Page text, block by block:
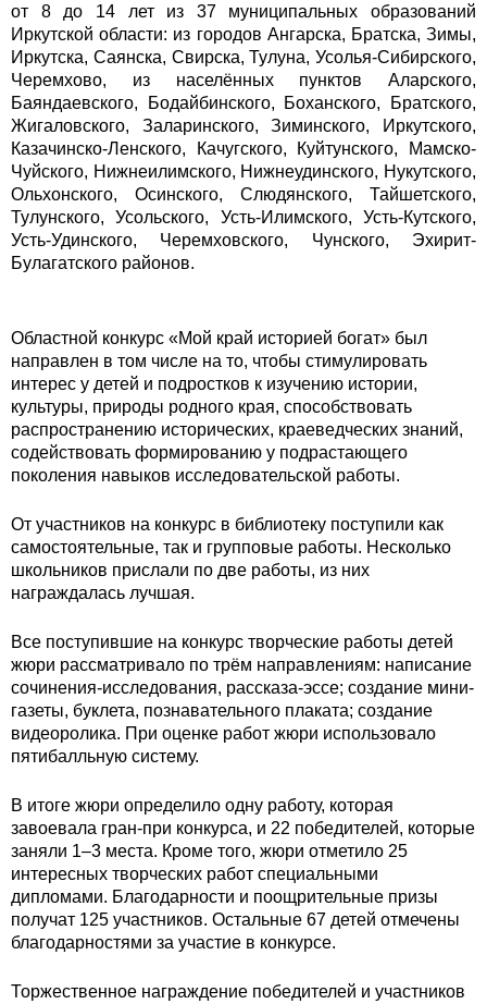
от 8 до 14 лет из 37 муниципальных образований
Иркутской области: из городов Ангарска, Братска, Зимы,
Иркутска, Саянска, Свирска, Тулуна, Усолья-Сибирского,
Черемхово, из населённых пунктов Аларского,
Баяндаевского, Бодайбинского, Боханского, Братского,
Жигаловского, Заларинского, Зиминского, Иркутского,
Казачинско-Ленского, Качугского, Куйтунского, Мамско-
Чуйского, Нижнеилимского, Нижнеудинского, Нукутского,
Ольхонского, Осинского, Слюдянского, Тайшетского,
Тулунского, Усольского, Усть-Илимского, Усть-Кутского,
Усть-Удинского, Черемховского, Чунского, Эхирит-
Булагатского районов.
Областной конкурс «Мой край историей богат» был
направлен в том числе на то, чтобы стимулировать
интерес у детей и подростков к изучению истории,
культуры, природы родного края, способствовать
распространению исторических, краеведческих знаний,
содействовать формированию у подрастающего
поколения навыков исследовательской работы.
От участников на конкурс в библиотеку поступили как
самостоятельные, так и групповые работы. Несколько
школьников прислали по две работы, из них
награждалась лучшая.
Все поступившие на конкурс творческие работы детей
жюри рассматривало по трём направлениям: написание
сочинения-исследования, рассказа-эссе; создание мини-
газеты, буклета, познавательного плаката; создание
видеоролика. При оценке работ жюри использовало
пятибалльную систему.
В итоге жюри определило одну работу, которая
завоевала гран-при конкурса, и 22 победителей, которые
заняли 1–3 места. Кроме того, жюри отметило 25
интересных творческих работ специальными
дипломами. Благодарности и поощрительные призы
получат 125 участников. Остальные 67 детей отмечены
благодарностями за участие в конкурсе.
Торжественное награждение победителей и участников